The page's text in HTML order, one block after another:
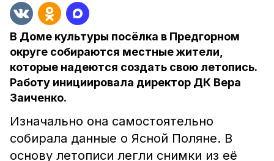
В Доме культуры посёлка в Предгорном
округе собираются местные жители,
которые надеются создать свою летопись.
Работу инициировала директор ДК Вера
Заиченко.
Изначально она самостоятельно
собирала данные о Ясной Поляне. В
основу летописи легли снимки из её